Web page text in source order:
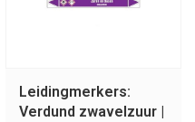
Leidingmerkers:
Verdund zwavelzuur |